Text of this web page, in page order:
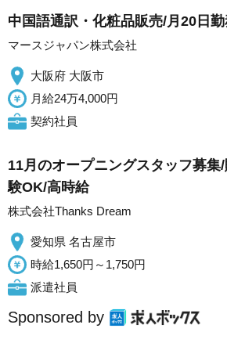
中国語通訳・化粧品販売/月20日
マースジャパン株式会社
大阪府 大阪市
月給24万4,000円
契約社員
11月のオープニングスタッフ募集
験OK/高時給
株式会社Thanks Dream
愛知県 名古屋市
時給1,650円～1,750円
派遣社員
Sponsored by